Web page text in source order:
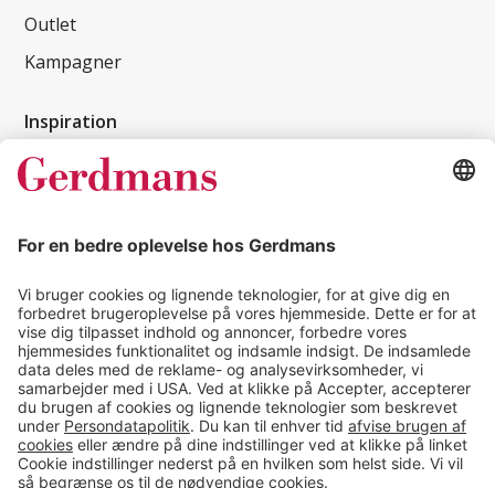
Outlet
Kampagner
Inspiration
Kundereferencer
Tips & guides
Kontakt
salg@gerdmans.dk
49 18 07 07
Salgsafdeling åbningstider
08.00-16.00